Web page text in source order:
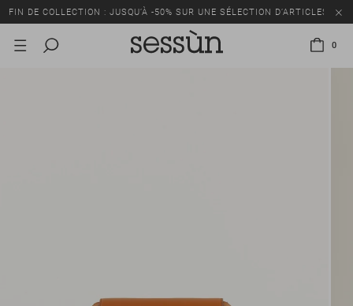
FIN DE COLLECTION : JUSQU’À -50% SUR UNE SÉLECTION D’ARTICLES
0